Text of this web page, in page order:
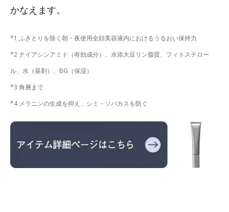
かなえます。
*1 ふきとりを除く朝・夜使用全顔美容液内におけるうるおい保持力
*2 ナイアシンアミド（有効成分）、水添大豆リン脂質、フィトステロー
ル、水（基剤）、BG（保湿）
*3 角層まで
*4 メラニンの生成を抑え、シミ・ソバカスを防ぐ